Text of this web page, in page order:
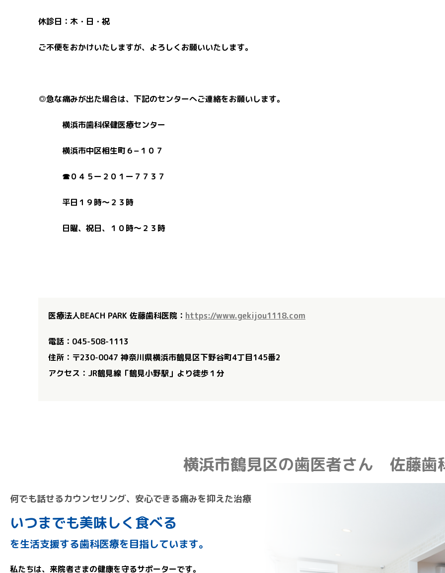
休診日：木・日・祝
ご不便をおかけいたしますが、よろしくお願いいたします。
◎急な痛みが出た場合は、下記のセンターへご連絡をお願いします。
横浜市歯科保健医療センター
横浜市中区相生町６−１０７
☎︎０４５ー２０１ー７７３７
平日１９時〜２３時
日曜、祝日、１０時〜２３時
医療法人BEACH PARK 佐藤歯科医院： https://www.gekijou1118.com
電話：045-508-1113
住所：〒230-0047 神奈川県横浜市鶴見区下野谷町4丁目145番2
アクセス：JR鶴見線「鶴見小野駅」より徒歩１分
横浜市鶴見区の歯医者さん 佐藤歯
何でも話せるカウンセリング、安心できる痛みを抑えた治療
いつまでも美味しく食べる
を生活支援する歯科医療を目指しています。
私たちは、来院者さまの健康を守るサポーターです。